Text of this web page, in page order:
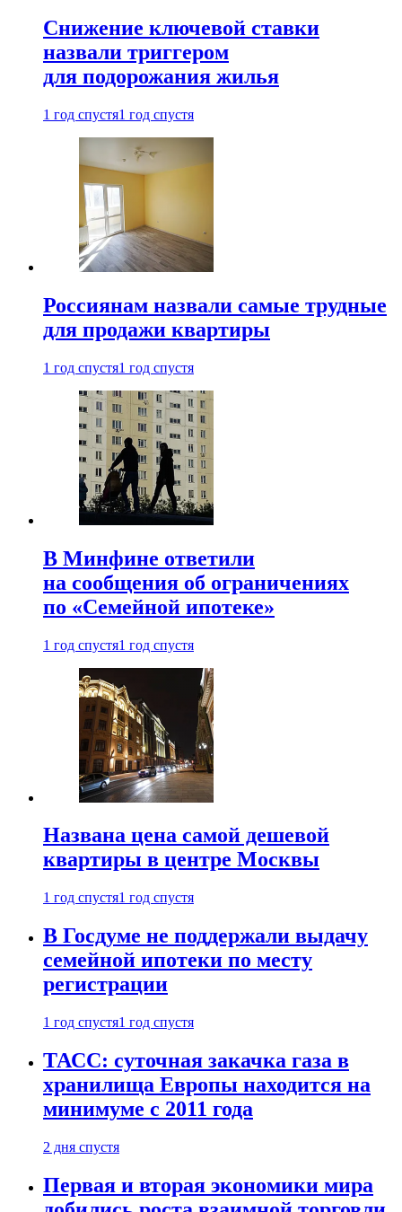
Снижение ключевой ставки
назвали триггером
для подорожания жилья
1 год спустя1 год спустя
Россиянам назвали самые трудные
для продажи квартиры
1 год спустя1 год спустя
В Минфине ответили
на сообщения об ограничениях
по «Семейной ипотеке»
1 год спустя1 год спустя
Названа цена самой дешевой
квартиры в центре Москвы
1 год спустя1 год спустя
В Госдуме не поддержали выдачу
семейной ипотеки по месту
регистрации
1 год спустя1 год спустя
ТАСС: суточная закачка газа в
хранилища Европы находится на
минимуме с 2011 года
2 дня спустя
Первая и вторая экономики мира